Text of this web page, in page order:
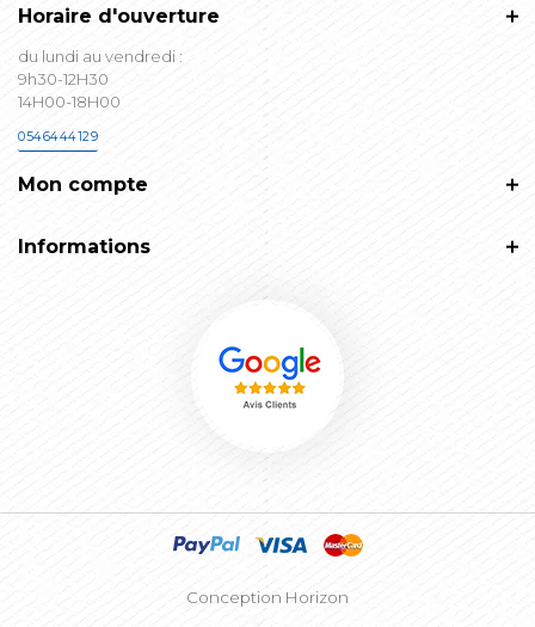
Horaire d'ouverture
du lundi au vendredi :
9h30-12H30
14H00-18H00
0546444129
Mon compte
Informations
Conception Horizon